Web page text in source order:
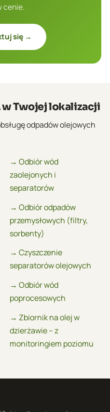
cenie.
się →
w Twojej lokalizacji
odpadów olejowych
→ Odbiór wód
zaolejonych i
separatorów
→ Odbiór odpadów
przemysłowych (filtry,
sorbenty)
→ Czyszczenie
separatorów olejowych
→ Odbiór wód
poprocesowych
→ Zbiornik na olej w
dzierżawie – z
monitoringiem poziomu